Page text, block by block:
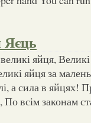
Яєць
яйця,
яйця за
а сила в яйцях!
По всім законам